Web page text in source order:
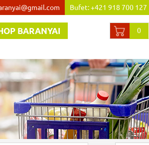
Bufet: +421 918 700 127
Obchod:+421 907 738
BARANYAI 0